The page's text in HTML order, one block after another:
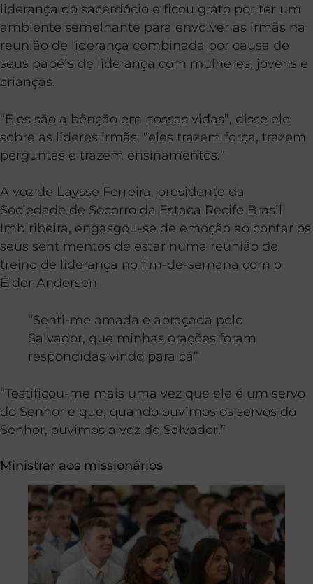
liderança do sacerdócio e ficou grato por ter um
ambiente semelhante para envolver as irmãs na
reunião de liderança combinada por causa de
seus papéis de liderança com mulheres, jovens e
crianças.
“Eles são a bênção em nossas vidas”, disse ele
sobre as líderes irmãs, “eles trazem força, trazem
perguntas e trazem ensinamentos.”
A voz de Laysse Ferreira, presidente da
Sociedade de Socorro da Estaca Recife Brasil
Imbiribeira, engasgou-se de emoção ao contar os
seus sentimentos de estar numa reunião de
treino de liderança no fim-de-semana com o
Élder Andersen
“Senti-me amada e abraçada pelo
Salvador, que minhas orações foram
respondidas vindo para cá”
“Testificou-me mais uma vez que ele é um servo
do Senhor e que, quando ouvimos os servos do
Senhor, ouvimos a voz do Salvador.”
Ministrar aos missionários